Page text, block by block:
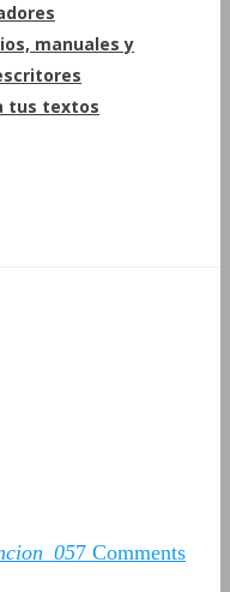
manuales y
tus textos
7 Comments